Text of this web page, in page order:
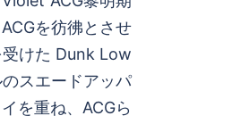
を彷彿とさせ
けた Dunk Low
スエードアッパ
を重ね、ACGら